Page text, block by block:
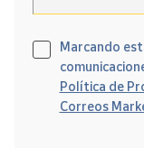
Marcando
Política de
Correos